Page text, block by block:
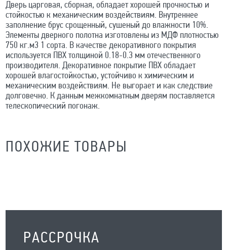
Дверь царговая, сборная, обладает хорошей прочностью и
стойкостью к механическим воздействиям. Внутреннее
заполнение брус срощенный, сушеный до влажности 10%.
Элементы дверного полотна изготовлены из МДФ плотностью
750 кг.м3 1 сорта. В качестве декоративного покрытия
используется ПВХ толщиной 0.18-0.3 мм отечественного
производителя. Декоративное покрытие ПВХ обладает
хорошей влагостойкостью, устойчиво к химическим и
механическим воздействиям. Не выгорает и как следствие
долговечно. К данным межкомнатным дверям поставляется
телескопический погонаж.
ПОХОЖИЕ ТОВАРЫ
РАССРОЧКА